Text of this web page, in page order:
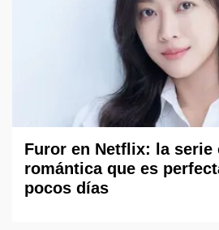
Furor en Netflix: la serie
romántica que es
pocos días